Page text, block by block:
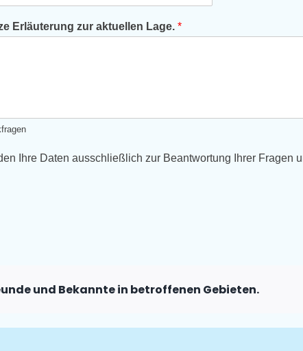
Erläuterung zur aktuellen Lage.*
Ihre Daten ausschließlich zur Beantwortung Ihrer Fragen
und Bekannte in betroffenen Gebieten.